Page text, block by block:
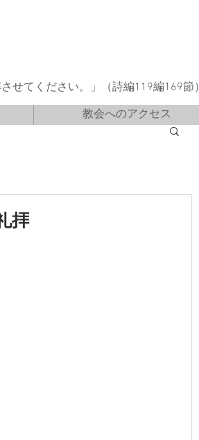
せてください。」（詩編119編169節）
教会へのアクセス
拝